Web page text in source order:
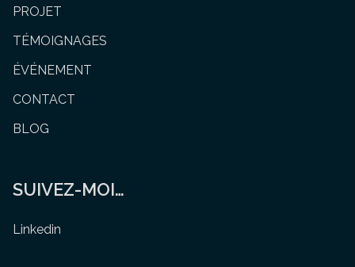
PROJET
TÉMOIGNAGES
ÉVÉNEMENT
CONTACT
BLOG
SUIVEZ-MOI…
Linkedin